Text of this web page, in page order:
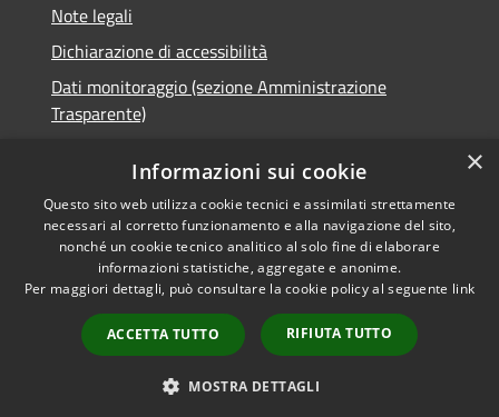
Note legali
Dichiarazione di accessibilità
Dati monitoraggio (sezione Amministrazione
Trasparente)
RSS
Accessibilità
Privacy
Cookie
Mappa del sito
Comune convenzionato
Astigov
Progetto|Convenzione|
Adesioni
×
Informazioni sui cookie
Questo sito web utilizza cookie tecnici e assimilati strettamente
necessari al corretto funzionamento e alla navigazione del sito,
nonché un cookie tecnico analitico al solo fine di elaborare
informazioni statistiche, aggregate e anonime.
Per maggiori dettagli, può consultare la cookie policy al seguente link
ACCETTA TUTTO RIFIUTA TUTTO
MOSTRA DETTAGLI